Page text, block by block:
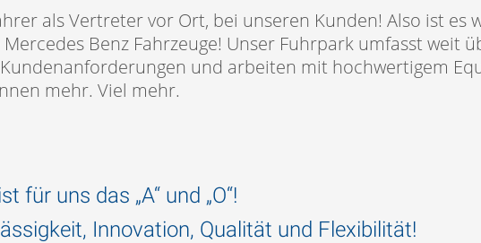
als Vertreter vor Ort, bei unseren Kunden! Also ist es
Benz Fahrzeuge! Unser Fuhrpark umfasst weit
und arbeiten mit hochwertigem
mehr. Viel mehr.
für uns das „A“ und „O“!
Innovation, Qualität und Flexibilität!